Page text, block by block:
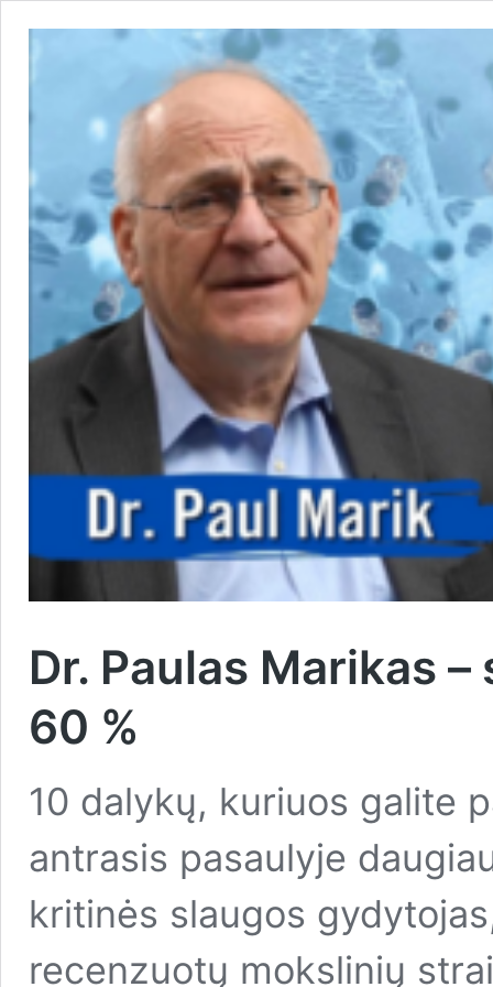
Dr. Paulas Marikas
60 %
10 dalykų, kuriuos galite
antrasis pasaulyje
kritinės slaugos
recenzuotų mokslinių